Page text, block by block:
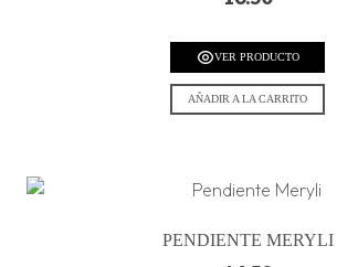
VER PRODUCTO
AÑADIR A LA CARRITO
PENDIENTE MERYLI